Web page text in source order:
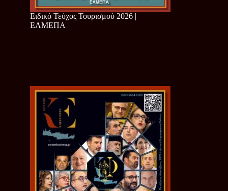
Ειδικό Τεύχος Τουρισμού 2026 |
ΕΛΜΕΠΑ